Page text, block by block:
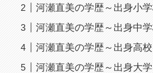
河瀬直美の学歴～出身小
河瀬直美の学歴～出身中
河瀬直美の学歴～出身高
河瀬直美の学歴～出身大